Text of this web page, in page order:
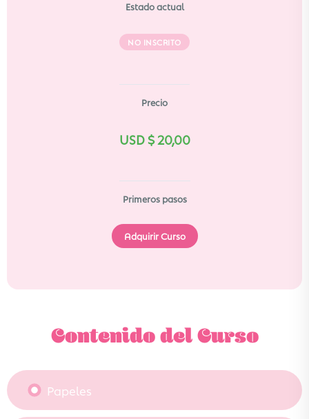
Estado actual
NO INSCRITO
Precio
USD $20,00
Primeros pasos
Adquirir Curso
Contenido del Curso
Papeles